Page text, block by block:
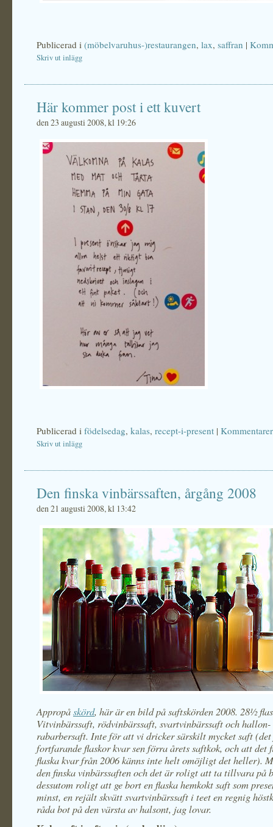
Publicerad i (möbelvaruhus-)restaurangen, lax, saffran |
Skriv ut inlägg
Här kommer post i ett kuvert
den 23 augusti 2008, kl 19:26
Publicerad i födelsedag, kalas, recept-i-present |
Skriv ut inlägg
Den finska vinbärssaften, årgång 2008
den 21 augusti 2008, kl 13:42
Appropåskörd, här är en bild på saftskörden 2008. 28½
Vitvinbärssaft, rödvinbärssaft, svartvinbärssaft och hallon-
rabarbersaft. Inte för att vi dricker särskilt mycket saft (det
fortfarande flaskor kvar sen förra årets saftkok, och att det
flaska kvar från 2006 känns inte helt omöjligt det heller).
den finska vinbärssaften och det är roligt att ta tillvara på
dessutom roligt att ge bort en flaska hemkokt saft som
minst, en rejält skvätt svartvinbärssaft i teet en regnig
råda bot på den värsta av halsont, jag lovar.